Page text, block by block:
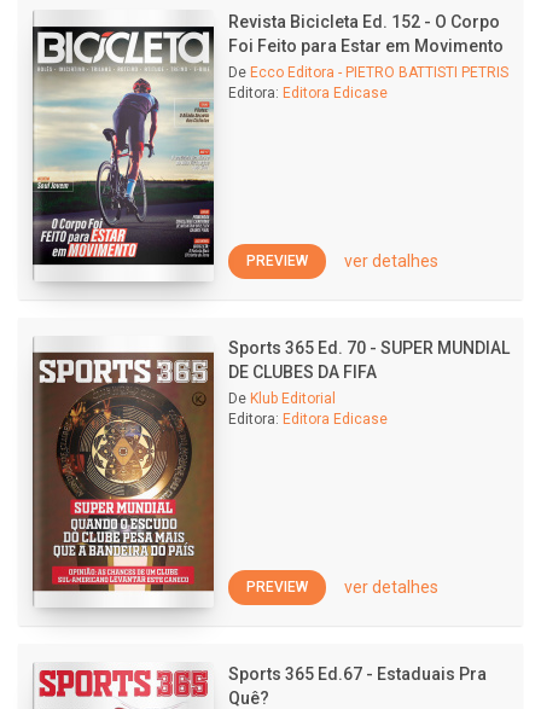
Revista Bicicleta Ed. 152 - O Corpo
Foi Feito para Estar em Movimento
De Ecco Editora - PIETRO BATTISTI PETRIS
Editora: Editora Edicase
PREVIEW ver detalhes
Sports 365 Ed. 70 - SUPER MUNDIAL
DE CLUBES DA FIFA
De Klub Editorial
Editora: Editora Edicase
PREVIEW ver detalhes
Sports 365 Ed.67 - Estaduais Pra
Quê?